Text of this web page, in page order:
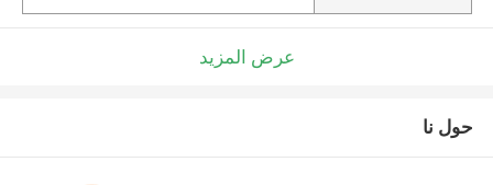
عرض المزيد
حول نا